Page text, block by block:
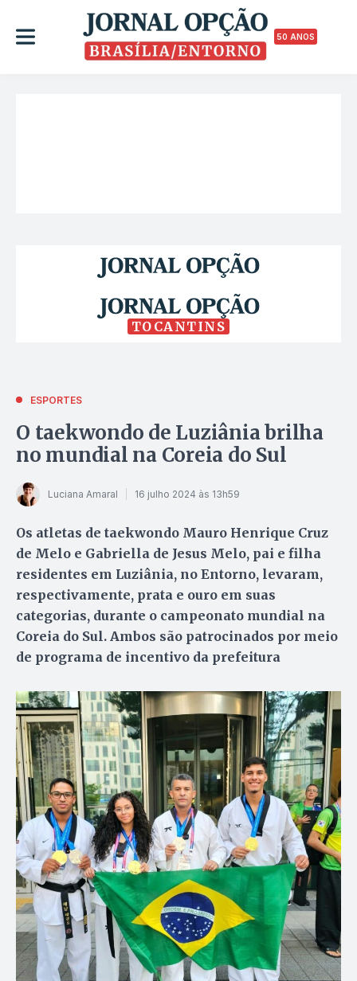
50 ANOS
TOCANTINS
ESPORTES
O taekwondo de Luziânia brilha
no mundial na Coreia do Sul
Luciana Amaral 16 julho 2024 às 13h59
Os atletas de taekwondo Mauro Henrique Cruz
de Melo e Gabriella de Jesus Melo, pai e filha
residentes em Luziânia, no Entorno, levaram,
respectivamente, prata e ouro em suas
categorias, durante o campeonato mundial na
Coreia do Sul. Ambos são patrocinados por meio
de programa de incentivo da prefeitura